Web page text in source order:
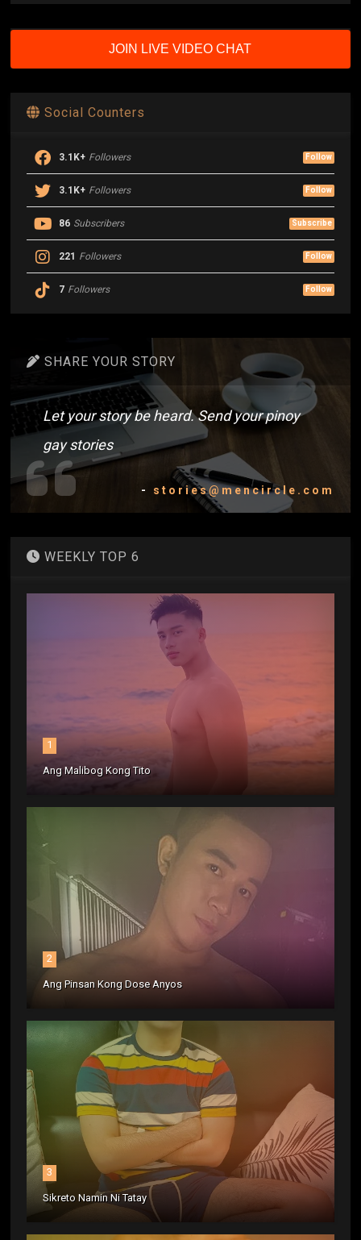
JOIN LIVE VIDEO CHAT
Social Counters
3.1K+ Followers Follow
3.1K+ Followers Follow
86 Subscribers Subscribe
221 Followers Follow
7 Followers Follow
SHARE YOUR STORY
Let your story be heard. Send your pinoy
gay stories
- stories@mencircle.com
WEEKLY TOP 6
1
Ang Malibog Kong Tito
2
Ang Pinsan Kong Dose Anyos
3
Sikreto Namin Ni Tatay